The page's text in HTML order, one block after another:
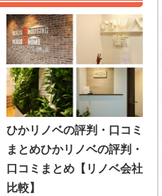
ひかリノベの評判・口コミ
まとめひかリノベの評判・
口コミまとめ【リノベ会社
比較】